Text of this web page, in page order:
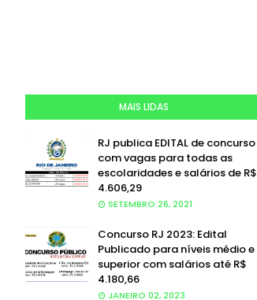
MAIS LIDAS
RJ publica EDITAL de concurso
com vagas para todas as
escolaridades e salários de R$
4.606,29
SETEMBRO 26, 2021
Concurso RJ 2023: Edital
Publicado para níveis médio e
superior com salários até R$
4.180,66
JANEIRO 02, 2023